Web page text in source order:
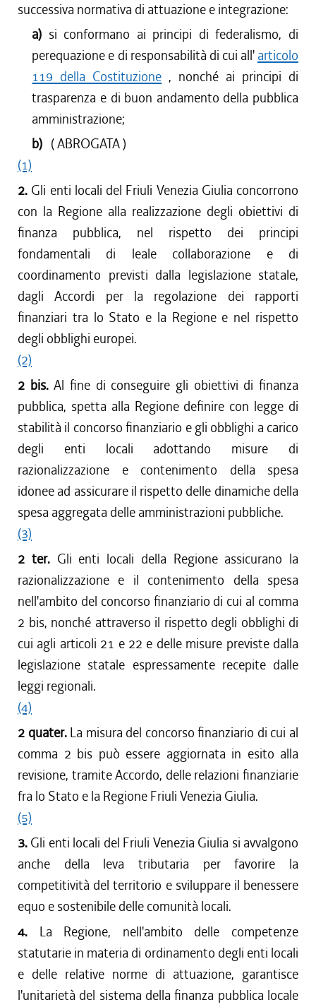
successiva normativa di attuazione e integrazione:
a) si conformano ai principi di federalismo, di
perequazione e di responsabilità di cui all' articolo
119 della Costituzione , nonché ai principi di
trasparenza e di buon andamento della pubblica
amministrazione;
b) ( ABROGATA )
(1)
2. Gli enti locali del Friuli Venezia Giulia concorrono
con la Regione alla realizzazione degli obiettivi di
finanza pubblica, nel rispetto dei principi
fondamentali di leale collaborazione e di
coordinamento previsti dalla legislazione statale,
dagli Accordi per la regolazione dei rapporti
finanziari tra lo Stato e la Regione e nel rispetto
degli obblighi europei.
(2)
2 bis.Al fine di conseguire gli obiettivi di finanza
pubblica, spetta alla Regione definire con legge di
stabilità il concorso finanziario e gli obblighi a carico
degli enti locali adottando misure di
razionalizzazione e contenimento della spesa
idonee ad assicurare il rispetto delle dinamiche della
spesa aggregata delle amministrazioni pubbliche.
(3)
2 ter. Gli enti locali della Regione assicurano la
razionalizzazione e il contenimento della spesa
nell'ambito del concorso finanziario di cui al comma
2 bis, nonché attraverso il rispetto degli obblighi di
cui agli articoli 21 e 22 e delle misure previste dalla
legislazione statale espressamente recepite dalle
leggi regionali.
(4)
2 quater. La misura del concorso finanziario di cui al
comma 2 bis può essere aggiornata in esito alla
revisione, tramite Accordo, delle relazioni finanziarie
fra lo Stato e la Regione Friuli Venezia Giulia.
(5)
3. Gli enti locali del Friuli Venezia Giulia si avvalgono
anche della leva tributaria per favorire la
competitività del territorio e sviluppare il benessere
equo e sostenibile delle comunità locali.
4. La Regione, nell'ambito delle competenze
statutarie in materia di ordinamento degli enti locali
e delle relative norme di attuazione, garantisce
l'unitarietà del sistema della finanza pubblica locale